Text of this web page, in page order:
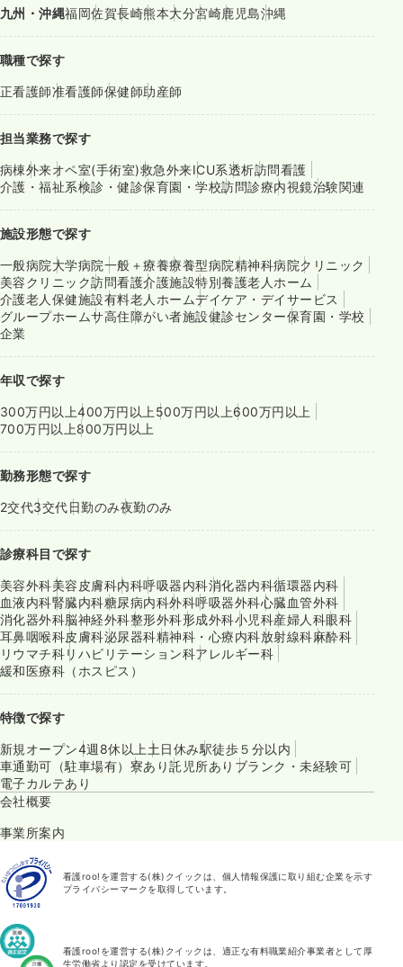
九州・沖縄福岡佐賀長崎熊本大分宮崎鹿児島沖縄
職種で探す
正看護師准看護師保健師助産師
担当業務で探す
病棟外来オペ室(手術室)救急外来ICU系透析訪問看護
介護・福祉系検診・健診保育園・学校訪問診療内視鏡治験関連
施設形態で探す
一般病院大学病院一般＋療養療養型病院精神科病院クリニック
美容クリニック訪問看護介護施設特別養護老人ホーム
介護老人保健施設有料老人ホームデイケア・デイサービス
グループホームサ高住障がい者施設健診センター保育園・学校
企業
年収で探す
300万円以上400万円以上 500万円以上600万円以上
700万円以上800万円以上
勤務形態で探す
2交代3交代日勤のみ夜勤のみ
診療科目で探す
美容外科美容皮膚科内科呼吸器内科消化器内科循環器内科
血液内科腎臓内科糖尿病内科外科呼吸器外科心臓血管外科
消化器外科脳神経外科整形外科形成外科小児科産婦人科眼科
耳鼻咽喉科皮膚科泌尿器科精神科・心療内科放射線科麻酔科
リウマチ科リハビリテーション科アレルギー科
緩和医療科（ホスピス）
特徴で探す
新規オープン4週8休以上 土日休み駅徒歩５分以内
車通勤可（駐車場有） 寮あり託児所あり ブランク・未経験可
電子カルテあり
会社概要
事業所案内
看護roo!を運営する(株)クイックは、個人情報保護に取り組む企業を示す
プライバシーマークを取得しています。
看護roo!を運営する(株)クイックは、適正な有料職業紹介事業者として厚
生労働省より認定を受けています。